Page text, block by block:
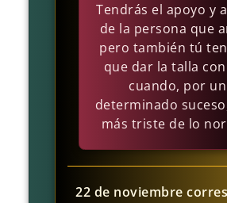
Tendrás el apoyo y
de la persona que
pero también tú
que dar la talla
cuando, por un
determinado
más triste de lo
22 de noviembre